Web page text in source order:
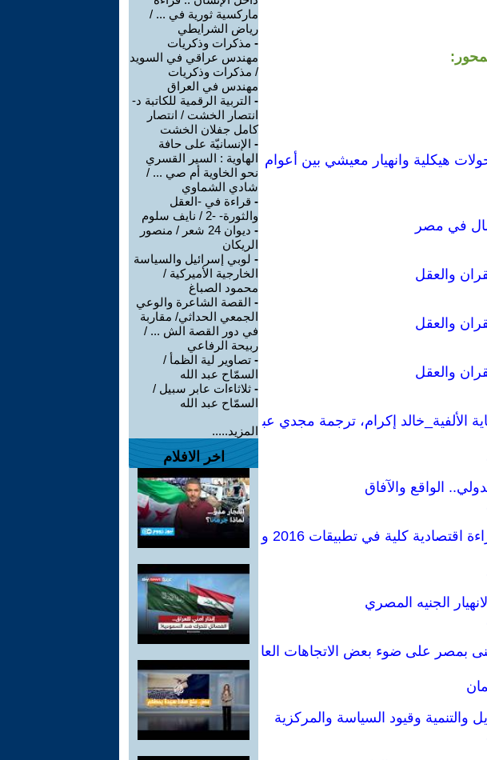
هيكلية وانهيار معيشي بين أعوام
في مصر
والعقل
والعقل
والعقل
الألفية_خالد إكرام، ترجمة مجدي عب
الواقع والآفاق
الإشكالات التكوينية في برامج صندوق النقد المصرية.. قراءة اقتصادية كلية في تطبيقات 2016 و
الجنيه المصري
بمصر على ضوء بعض الاتجاهات العا
والتنمية وقيود السياسة والمركزية
ماركسية ثورية في ... /
رياض الشرايطي
- مذكرات وذكريات
مهندس عراقي في السويد
/ مذكرات وذكريات
مهندس في العراق
- التربية الرقمية للكاتبة د-
انتصار الخشت / انتصار
كامل جفلان الخشت
- الإنسانيّة على حافة
الهاوية : السير القسري
نحو الخاوية أم صي ... /
شادي الشماوي
- قراءة في -العقل
والثورة- -2 / نايف سلوم
-
ديوان 24 شعر / منصور
الريكان
- لوبي إسرائيل والسياسة
الخارجية الأميركية /
محمود الصباغ
- القصة الشاعرة والوعي
الجمعي الحداثي/ مقاربة
في دور القصة الش ... /
ربيحة الرفاعي
- تصاوير لية الظمأ /
السمّاح عبد الله
- ثلاثاءات عابر سبيل /
السمّاح عبد الله
المزيد.....
اخر الافلام